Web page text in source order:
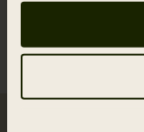
186.00 EUR
153.00 EUR sparen